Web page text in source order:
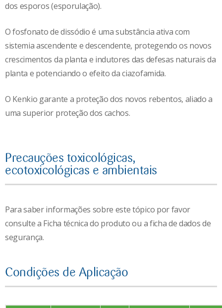
dos esporos (esporulação).
O fosfonato de dissódio é uma substância ativa com
sistemia ascendente e descendente, protegendo os novos
crescimentos da planta e indutores das defesas naturais da
planta e potenciando o efeito da ciazofamida.
O Kenkio garante a proteção dos novos rebentos, aliado a
uma superior proteção dos cachos.
Precauções toxicológicas,
ecotoxicológicas e ambientais
Para saber informações sobre este tópico por favor
consulte a Ficha técnica do produto ou a ficha de dados de
segurança.
Condições de Aplicação